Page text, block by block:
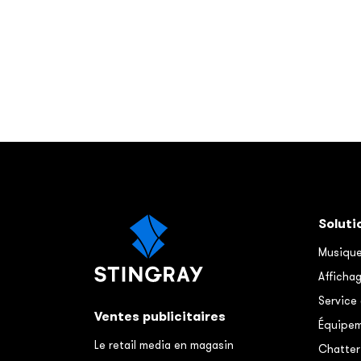
Ventes publicitaires
Le retail media en magasin
Service
Chatter